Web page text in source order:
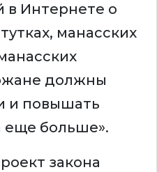
в Интернете о
манасских
должны
и повышать
еще больше».
закона